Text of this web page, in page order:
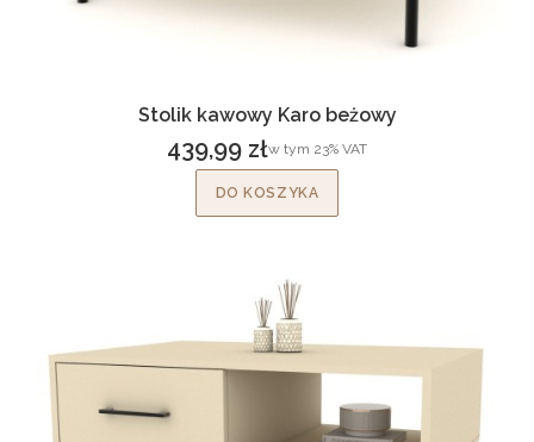
Stolik kawowy Karo beżowy
Cena brutto
439,99 złw tym %s VAT
w tym 23% VAT
DO KOSZYKA